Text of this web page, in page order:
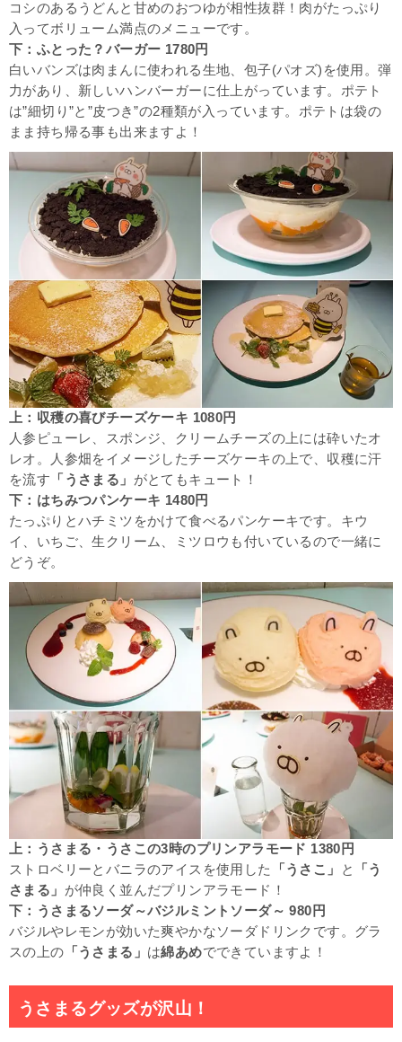
コシのあるうどんと甘めのおつゆが相性抜群！肉がたっぷり
入ってボリューム満点のメニューです。
下：ふとった？バーガー 1780円
白いバンズは肉まんに使われる生地、包子(パオズ)を使用。弾
力があり、新しいハンバーガーに仕上がっています。ポテト
は”細切り”と”皮つき”の2種類が入っています。ポテトは袋の
まま持ち帰る事も出来ますよ！
上：収穫の喜びチーズケーキ 1080円
人参ピューレ、スポンジ、クリームチーズの上には砕いたオ
レオ。人参畑をイメージしたチーズケーキの上で、収穫に汗
を流す 「うさまる」 がとてもキュート！
下：はちみつパンケーキ 1480円
たっぷりとハチミツをかけて食べるパンケーキです。キウ
イ、いちご、生クリーム、ミツロウも付いているので一緒に
どうぞ。
上：うさまる・うさこの3時のプリンアラモード 1380円
ストロベリーとバニラのアイスを使用した
「うさこ」 と
「う
さまる」 が仲良く並んだプリンアラモード！
下：うさまるソーダ～バジルミントソーダ～ 980円
バジルやレモンが効いた爽やかなソーダドリンクです。グラ
スの上の 「うさまる」 は綿あめでできていますよ！
うさまるグッズが沢山！